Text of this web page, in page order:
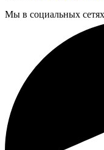
Мы в социальных сетях